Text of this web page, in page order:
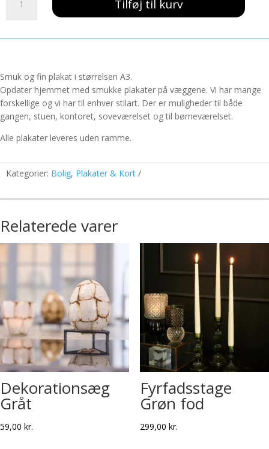
Tilføj til kurv
Smuk og fin plakat i størrelsen A3.
Opdater hjemmet med smukke plakater på væggene. Vi har mange
forskellige og vi har til enhver stilart. Der er muligheder til både
gangen, stuen, kontoret, soveværelset og til børneværelset.
Alle plakater leveres uden ramme.
Kategorier: Bolig, Plakater & Kort
Relaterede varer
Dekorationsæg
Gråt
59,00 kr.
Fyrfadsstage
Grøn fod
299,00 kr.